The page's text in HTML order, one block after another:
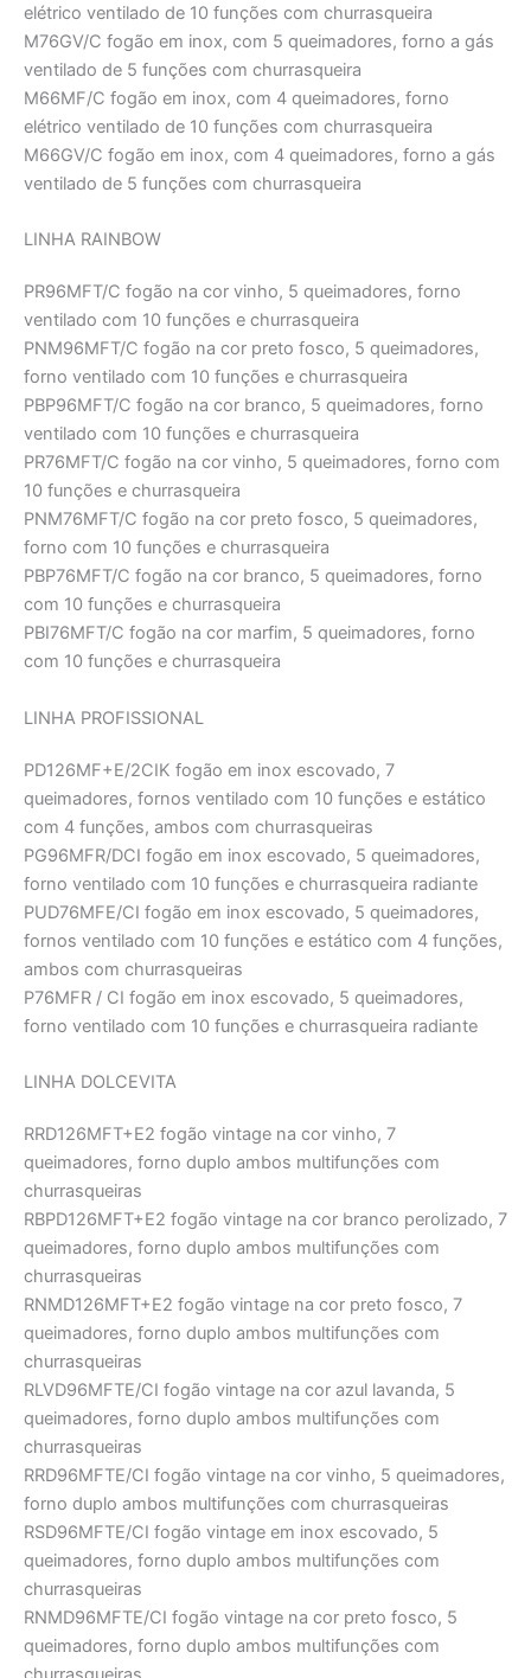
elétrico ventilado de 10 funções com churrasqueira
M76GV/C fogão em inox, com 5 queimadores, forno a gás
ventilado de 5 funções com churrasqueira
M66MF/C fogão em inox, com 4 queimadores, forno
elétrico ventilado de 10 funções com churrasqueira
M66GV/C fogão em inox, com 4 queimadores, forno a gás
ventilado de 5 funções com churrasqueira
LINHA RAINBOW
PR96MFT/C fogão na cor vinho, 5 queimadores, forno
ventilado com 10 funções e churrasqueira
PNM96MFT/C fogão na cor preto fosco, 5 queimadores,
forno ventilado com 10 funções e churrasqueira
PBP96MFT/C fogão na cor branco, 5 queimadores, forno
ventilado com 10 funções e churrasqueira
PR76MFT/C fogão na cor vinho, 5 queimadores, forno com
10 funções e churrasqueira
PNM76MFT/C fogão na cor preto fosco, 5 queimadores,
forno com 10 funções e churrasqueira
PBP76MFT/C fogão na cor branco, 5 queimadores, forno
com 10 funções e churrasqueira
PBI76MFT/C fogão na cor marfim, 5 queimadores, forno
com 10 funções e churrasqueira
LINHA PROFISSIONAL
PD126MF+E/2CIK fogão em inox escovado, 7
queimadores, fornos ventilado com 10 funções e estático
com 4 funções, ambos com churrasqueiras
PG96MFR/DCI fogão em inox escovado, 5 queimadores,
forno ventilado com 10 funções e churrasqueira radiante
PUD76MFE/CI fogão em inox escovado, 5 queimadores,
fornos ventilado com 10 funções e estático com 4 funções,
ambos com churrasqueiras
P76MFR / CI fogão em inox escovado, 5 queimadores,
forno ventilado com 10 funções e churrasqueira radiante
LINHA DOLCEVITA
RRD126MFT+E2 fogão vintage na cor vinho, 7
queimadores, forno duplo ambos multifunções com
churrasqueiras
RBPD126MFT+E2 fogão vintage na cor branco perolizado, 7
queimadores, forno duplo ambos multifunções com
churrasqueiras
RNMD126MFT+E2 fogão vintage na cor preto fosco, 7
queimadores, forno duplo ambos multifunções com
churrasqueiras
RLVD96MFTE/CI fogão vintage na cor azul lavanda, 5
queimadores, forno duplo ambos multifunções com
churrasqueiras
RRD96MFTE/CI fogão vintage na cor vinho, 5 queimadores,
forno duplo ambos multifunções com churrasqueiras
RSD96MFTE/CI fogão vintage em inox escovado, 5
queimadores, forno duplo ambos multifunções com
churrasqueiras
RNMD96MFTE/CI fogão vintage na cor preto fosco, 5
queimadores, forno duplo ambos multifunções com